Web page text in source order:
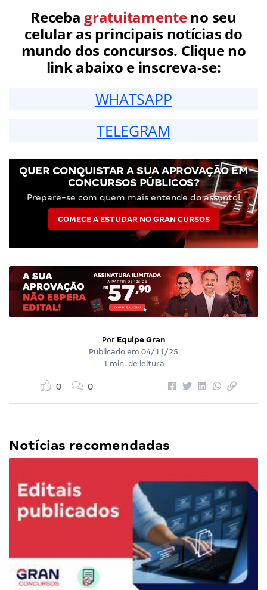
Receba gratuitamenteno seu
celular as principais notícias do
mundo dos concursos. Clique no
link abaixo e inscreva-se:
WHATSAPP
TELEGRAM
QUER CONQUISTAR A SUA APROVAÇÃO EM
CONCURSOS PÚBLICOS?
Prepare-se com quem mais entende do assunto!
COMECE A ESTUDAR NO GRAN CURSOS
Por Equipe Gran
Publicado em 04/11/25
1 min. de leitura
0 0
Notícias recomendadas